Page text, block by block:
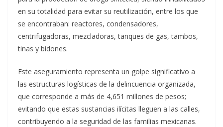
en su totalidad para evitar su reutilización, entre los que
se encontraban: reactores, condensadores,
centrifugadoras, mezcladoras, tanques de gas, tambos,
tinas y bidones.
Este aseguramiento representa un golpe significativo a
las estructuras logísticas de la delincuencia organizada,
que corresponde a más de 4,651 millones de pesos;
evitando que estas sustancias ilícitas lleguen a las calles,
contribuyendo a la seguridad de las familias mexicanas.